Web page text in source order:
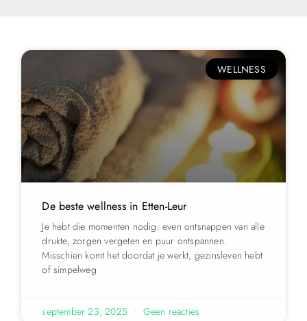
WELLNESS
De beste wellness in Etten-Leur
Je hebt die momenten nodig: even ontsnappen van alle
drukte, zorgen vergeten en puur ontspannen.
Misschien komt het doordat je werkt, gezinsleven hebt
of simpelweg
september 23, 2025 Geen reacties